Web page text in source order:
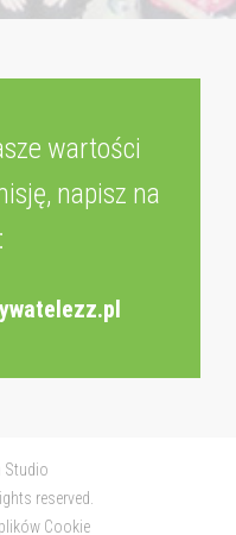
wartości
napisz na
Studio
reserved.
Cookie